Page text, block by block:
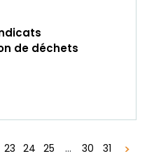
de déchets
23 24 25 ... 30 31